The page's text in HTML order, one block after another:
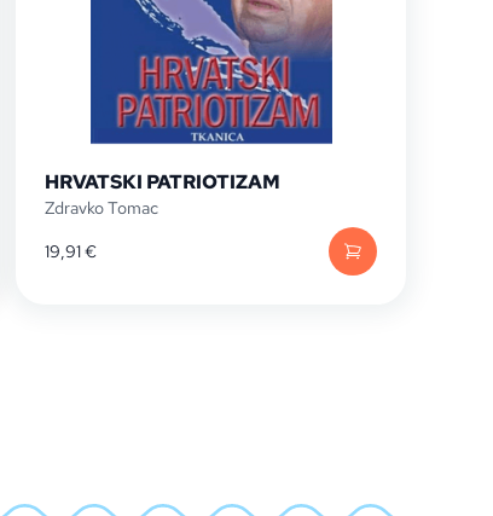
HRVATSKI PATRIOTIZAM
Zdravko Tomac
19,91€